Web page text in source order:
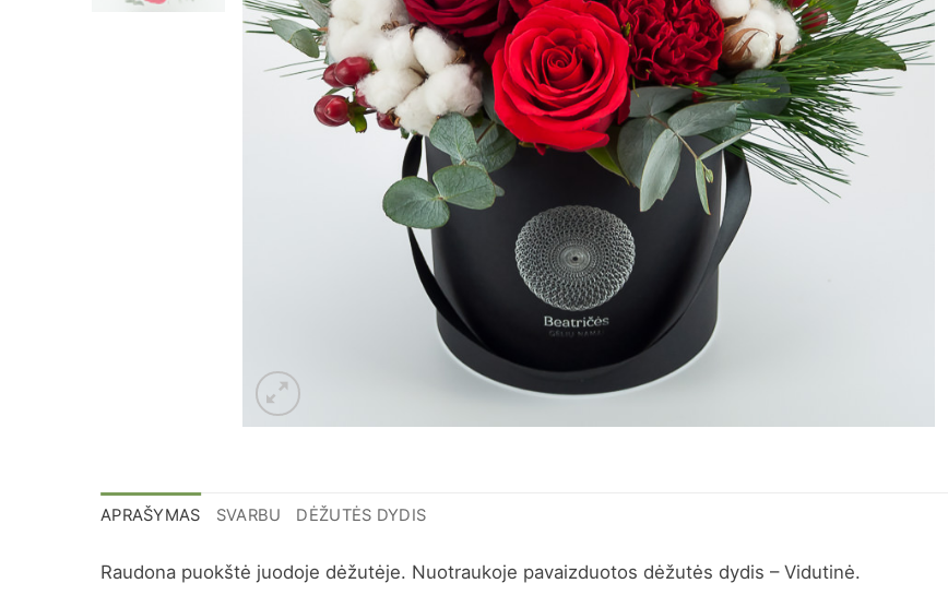
APRAŠYMAS SVARBU DĖŽUTĖS DYDIS
Raudona puokštė juodoje dėžutėje. Nuotraukoje pavaizduotos dėžutės dydis – Vidutinė.